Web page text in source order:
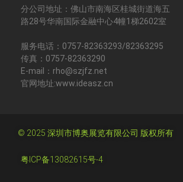
分公司地址：佛山市南海区桂城街道海五
路28号华南国际金融中心4幢1梯2602室
服务电话：0757-82363293/82363295
传真：0757-82363290
E-mail：rho@szjfz.net
官网地址:www.ideasz.cn
© 2025 深圳市博奥展览有限公司 版权所有
粤ICP备13082615号-4